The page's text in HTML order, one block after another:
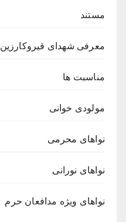
مستند
معرفی شهدای قیروکارزین
مناسبت ها
مولودی خوانی
نواهای محرمی
نواهای نورانی
نواهای ویژه مدافعان حرم